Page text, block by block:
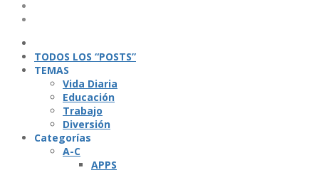
TODOS LOS “POSTS”
TEMAS
Vida Diaria
Educación
Trabajo
Diversión
Categorí­as
A-C
APPS